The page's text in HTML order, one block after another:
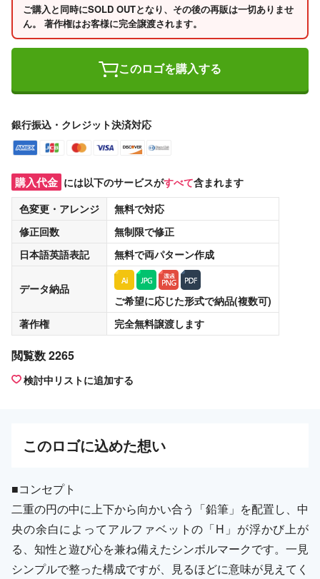
ご購入と同時にSOLD OUTとなり、その後の再販は一切ありませ
ん。 著作権はお客様に完全譲渡されます。
このロゴを購入する
銀行振込・クレジット決済対応
購入代金 には以下のサービスがすべて含まれます
色変更・アレンジ
無料で対応
修正回数
無制限で修正
日本語英語表記
無料で両パターン作成
データ納品
ご希望に応じた形式で納品(複数可)
著作権
完全無料譲渡します
閲覧数 2265
検討中リストに追加する
このロゴに込めた想い
■コンセプト
二重の円の中に上下から向かい合う「鉛筆」を配置し、中
央の余白によってアルファベットの「H」が浮かび上が
る、知性と遊び心を兼ね備えたシンボルマークです。一見
シンプルで整った構成ですが、見るほどに意味が見えてく